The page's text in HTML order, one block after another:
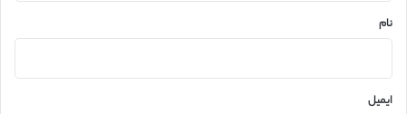
نام
ایمیل